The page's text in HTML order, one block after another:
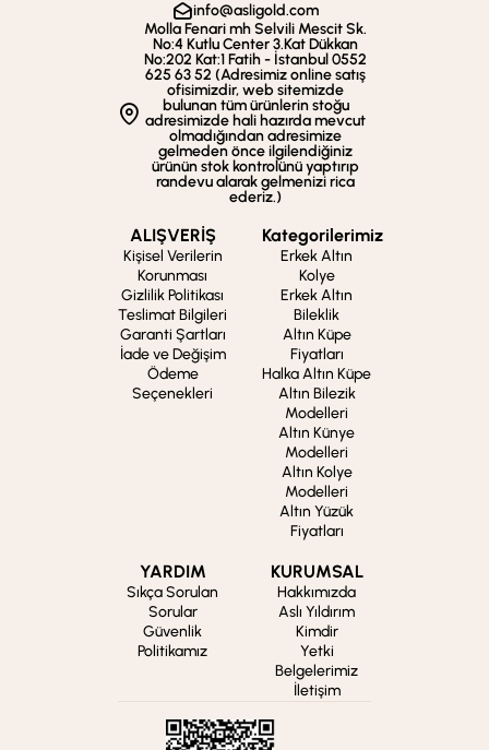
info@asligold.com
Molla Fenari mh Selvili Mescit Sk.
No:4 Kutlu Center 3.Kat Dükkan
No:202 Kat:1 Fatih - İstanbul 0552
625 63 52 (Adresimiz online satış
ofisimizdir, web sitemizde
bulunan tüm ürünlerin stoğu
adresimizde hali hazırda mevcut
olmadığından adresimize
gelmeden önce ilgilendiğiniz
ürünün stok kontrolünü yaptırıp
randevu alarak gelmenizi rica
ederiz.)
ALIŞVERİŞ
Kişisel Verilerin
Korunması
Gizlilik Politikası
Teslimat Bilgileri
Garanti Şartları
İade ve Değişim
Ödeme
Seçenekleri
Kategorilerimiz
Erkek Altın
Kolye
Erkek Altın
Bileklik
Altın Küpe
Fiyatları
Halka Altın Küpe
Altın Bilezik
Modelleri
Altın Künye
Modelleri
Altın Kolye
Modelleri
Altın Yüzük
Fiyatları
YARDIM
Sıkça Sorulan
Sorular
Güvenlik
Politikamız
KURUMSAL
Hakkımızda
Aslı Yıldırım
Kimdir
Yetki
Belgelerimiz
İletişim